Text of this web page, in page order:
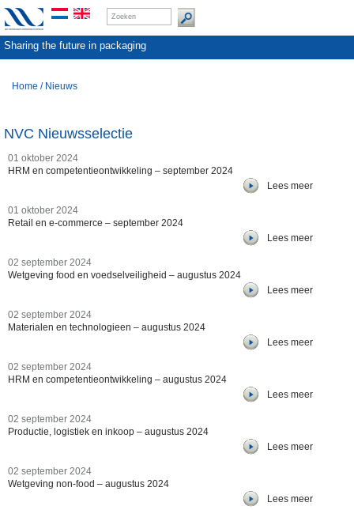
Sharing the future in packaging
Home / Nieuws
NVC Nieuwsselectie
01 oktober 2024
HRM en competentieontwikkeling – september 2024
Lees meer
01 oktober 2024
Retail en e-commerce – september 2024
Lees meer
02 september 2024
Wetgeving food en voedselveiligheid – augustus 2024
Lees meer
02 september 2024
Materialen en technologieen – augustus 2024
Lees meer
02 september 2024
HRM en competentieontwikkeling – augustus 2024
Lees meer
02 september 2024
Productie, logistiek en inkoop – augustus 2024
Lees meer
02 september 2024
Wetgeving non-food – augustus 2024
Lees meer